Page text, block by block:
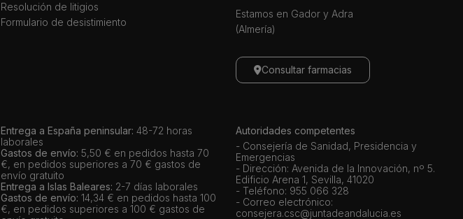
Resolución de litigios
Formulario de desistimiento
Estamos en Gador y Adra
(Almería)
Consultar farmacias
Entrega a España peninsular: 48-72 horas
laborales
Gastos de envío: 5,50 € en pedidos hasta 70
€, en pedidos superiores a 70 € gastos de
envío gratuito
Entrega a Islas Baleares: 2-7 días laborales
Gastos de envío: 14,34 € en pedidos hasta 100
€, en pedidos superiores a 100 € gastos de
Autoridades competentes
- Consejería de Sanidad, Presidencia y
Emergencias
- Dirección: Avenida de la Innovación, nº 5.
Edificio Arena 1, Sevilla, 41020
- Teléfono: 955 066 328
- Correo electrónico:
consejera.csc@juntadeandalucia.es